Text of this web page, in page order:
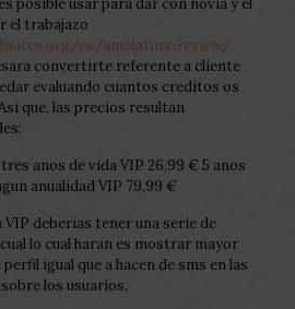
posible usar para dar con novia y el
el trabajazo
es/amolatina-review/
convertirte referente a cliente
evaluando cuantos creditos os
que, las precios resultan
anos de vida VIP 26,99 € 5 anos
anualidad VIP 79,99 €
deberias tener una serie de
lo cual haran es mostrar mayor
igual que a hacen de sms en las
los usuarios.